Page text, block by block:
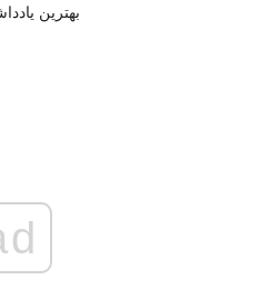
20 بهترین